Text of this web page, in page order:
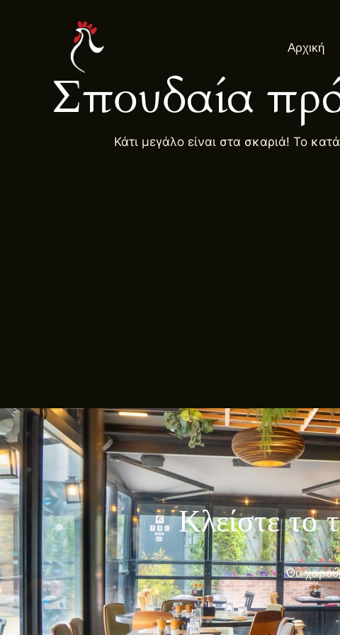
Αρχική
Σπουδαία
Κάτι μεγάλο είναι στα σκαριά! Το
Κλείστε το
Θα